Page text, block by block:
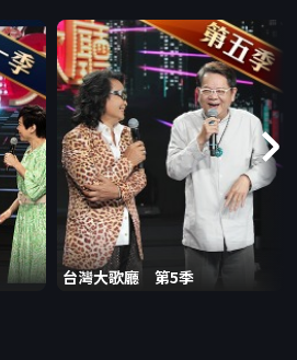
台灣大歌廳 第5季